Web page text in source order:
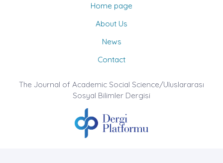
Home page
About Us
News
Contact
The Journal of Academic Social Science/Uluslararası
Sosyal Bilimler Dergisi